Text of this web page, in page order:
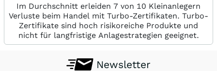
Im Durchschnitt erleiden 7 von 10 Kleinanlegern
Verluste beim Handel mit Turbo-Zertifikaten. Turbo-
Zertifikate sind hoch risikoreiche Produkte und
nicht für langfristige Anlagestrategien geeignet.
Newsletter